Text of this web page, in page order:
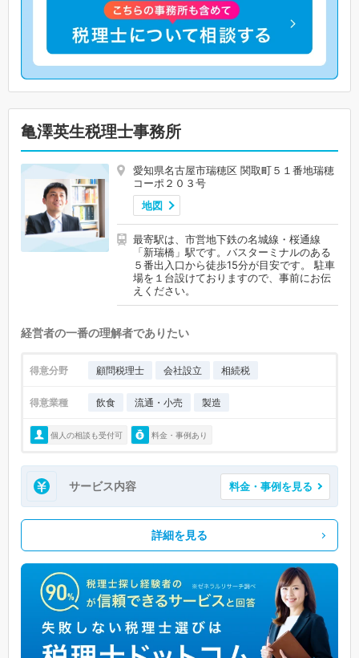
亀澤英生税理士事務所
愛知県名古屋市瑞穂区 関取町５１番地瑞穂
コーポ２０３号
地図
最寄駅は、市営地下鉄の名城線・桜通線
「新瑞橋」駅です。バスターミナルのある
５番出入口から徒歩15分が目安です。 駐車
場を１台設けておりますので、事前にお伝
えください。
経営者の一番の理解者でありたい
得意分野 顧問税理士 会社設立 相続税
得意業種 飲食 流通・小売 製造
個人の相談も受付可 料金・事例あり
サービス内容 料金・事例を見る
詳細を見る